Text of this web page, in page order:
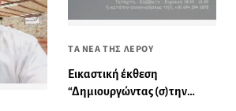
ΤΑ ΝΕΑ ΤΗΣ ΛΕΡΟΥ
Εικαστική έκθεση
“Δημιουργώντας (σ)την